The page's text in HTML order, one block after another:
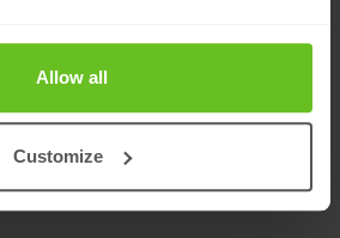
Allow all
Customize
intelligent avec le Logiciel
les commutateurs